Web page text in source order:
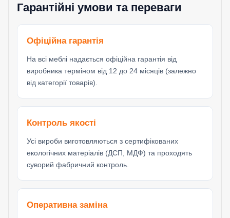
Гарантійні умови та переваги
Офіційна гарантія
На всі меблі надається офіційна гарантія від
виробника терміном від 12 до 24 місяців (залежно
від категорії товарів).
Контроль якості
Усі вироби виготовляються з сертифікованих
екологічних матеріалів (ДСП, МДФ) та проходять
суворий фабричний контроль.
Оперативна заміна